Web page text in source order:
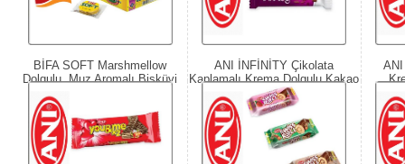
BİFA SOFT Marshmellow
Dolgulu, Muz Aromalı Bisküvi
ANI İNFİNİTY Çikolata
Kaplamalı Krema Dolgulu Kakao
Soslu Kakaolu Kek